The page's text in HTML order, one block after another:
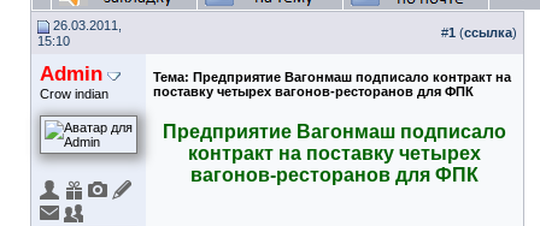
26.03.2011,
15:10
#1 (ссылка)
Admin
Crow indian
Тема: Предприятие Вагонмаш подписало контракт на
поставку четырех вагонов-ресторанов для ФПК
Предприятие Вагонмаш подписало
контракт на поставку четырех
вагонов-ресторанов для ФПК